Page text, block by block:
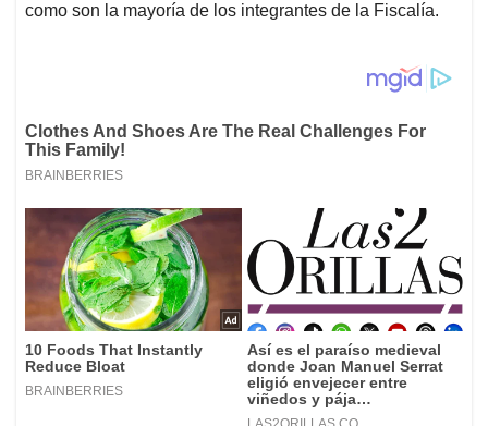
como son la mayoría de los integrantes de la Fiscalía.